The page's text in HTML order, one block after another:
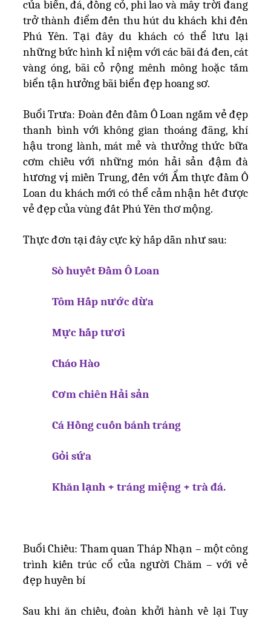
của biển, đá, đồng cỏ, phi lao và mây trời đang
trở thành điểm đến thu hút du khách khi đến
Phú Yên. Tại đây du khách có thể lưu lại
những bức hình kỉ niệm với các bãi đá đen, cát
vàng óng, bãi cỏ rộng mênh mông hoặc tắm
biển tận hưởng bãi biển đẹp hoang sơ.
Buổi Trưa: Đoàn đến đầm Ô Loan ngắm vẻ đẹp
thanh bình với không gian thoáng đãng, khí
hậu trong lành, mát mẻ và thưởng thức bữa
cơm chiều với những món hải sản đậm đà
hương vị miền Trung, đến với Ẩm thực đầm Ô
Loan du khách mới có thể cảm nhận hết được
vẻ đẹp của vùng đất Phú Yên thơ mộng.
Thực đơn tại đây cực kỳ hấp dẫn như sau:
Sò huyết Đầm Ô Loan
Tôm Hấp nước dừa
Mực hấp tươi
Cháo Hào
Cơm chiên Hải sản
Cá Hồng cuốn bánh tráng
Gỏi sứa
Khăn lạnh + tráng miệng + trà đá.
Buổi Chiều: Tham quan Tháp Nhạn – một công
trình kiến trúc cổ của người Chăm – với vẻ
đẹp huyền bí
Sau khi ăn chiều, đoàn khởi hành về lại Tuy